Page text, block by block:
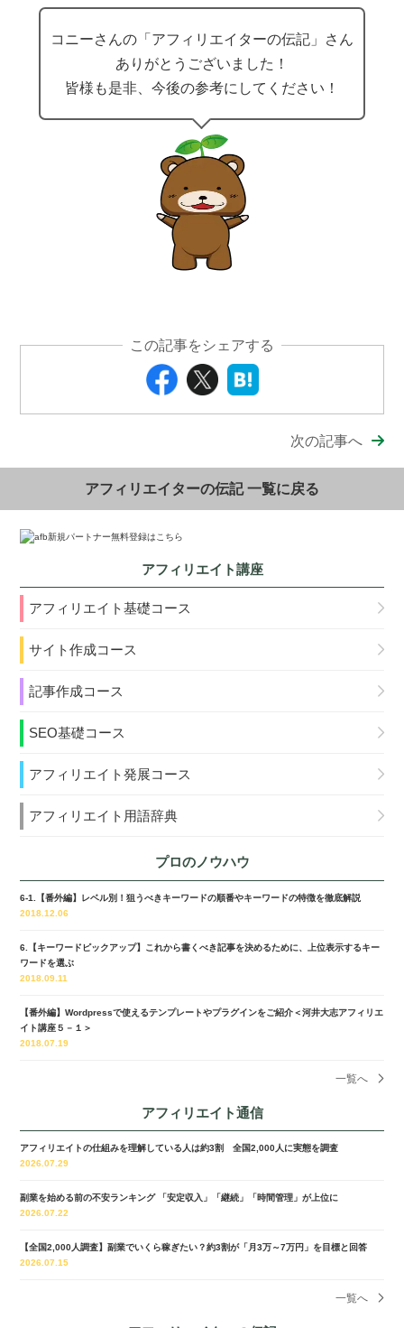
コニーさんの「アフィリエイターの伝記」さん
ありがとうございました！
皆様も是非、今後の参考にしてください！
この記事をシェアする
次の記事へ
アフィリエイターの伝記 一覧に戻る
アフィリエイト講座
アフィリエイト基礎コース
サイト作成コース
記事作成コース
SEO基礎コース
アフィリエイト発展コース
アフィリエイト用語辞典
プロのノウハウ
6-1.【番外編】レベル別！狙うべきキーワードの順番やキーワードの特徴を徹底解説
2018.12.06
6.【キーワードピックアップ】これから書くべき記事を決めるために、上位表示するキー
ワードを選ぶ
2018.09.11
【番外編】Wordpressで使えるテンプレートやプラグインをご紹介＜河井大志アフィリエ
イト講座５－１＞
2018.07.19
一覧へ
アフィリエイト通信
アフィリエイトの仕組みを理解している人は約3割 全国2,000人に実態を調査
2026.07.29
副業を始める前の不安ランキング 「安定収入」「継続」「時間管理」が上位に
2026.07.22
【全国2,000人調査】副業でいくら稼ぎたい？約3割が「月3万～7万円」を目標と回答
2026.07.15
一覧へ